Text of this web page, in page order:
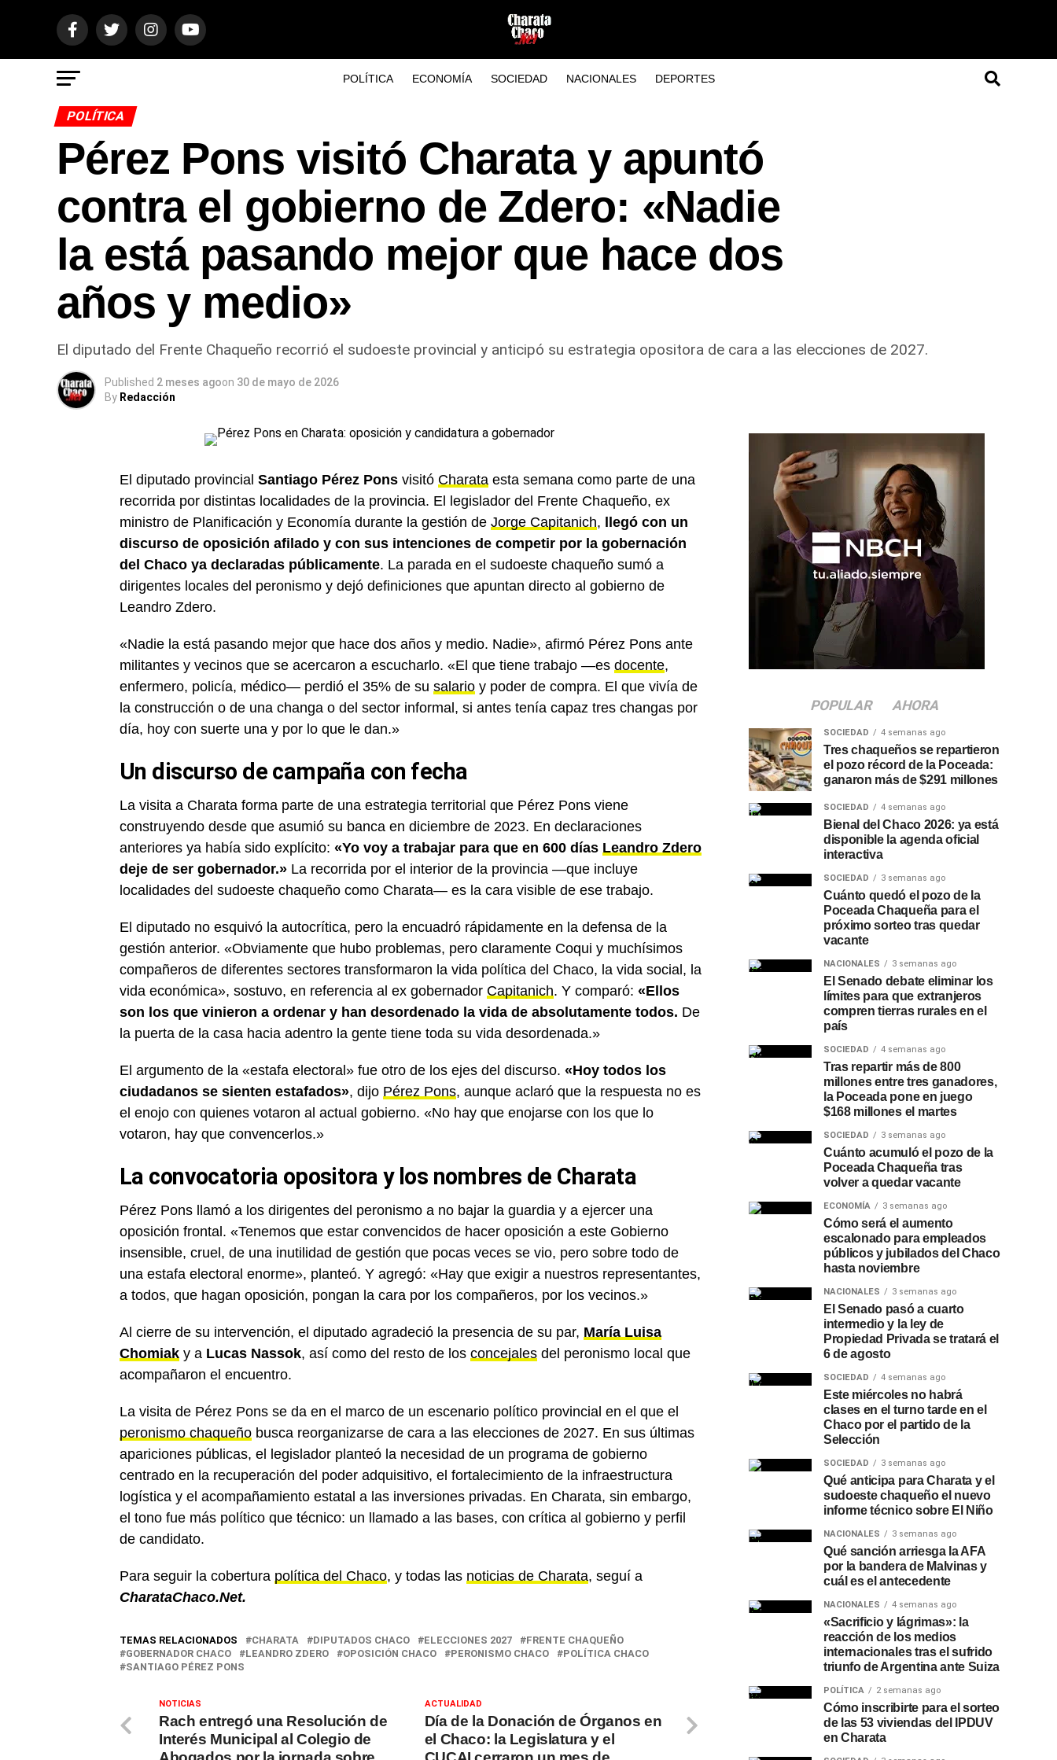
POLÍTICA ECONOMÍA SOCIEDAD NACIONALES DEPORTES
POLÍTICA
Pérez Pons visitó Charata y apuntó
contra el gobierno de Zdero: «Nadie
la está pasando mejor que hace dos
años y medio»
El diputado del Frente Chaqueño recorrió el sudoeste provincial y anticipó su estrategia opositora de cara a las elecciones de 2027.
Published 2 meses agoon 30 de mayo de 2026
By Redacción
El diputado provincial Santiago Pérez Pons visitó Charata esta semana como parte de una
recorrida por distintas localidades de la provincia. El legislador del Frente Chaqueño, ex
ministro de Planificación y Economía durante la gestión de Jorge Capitanich,
llegó con un
discurso de oposición afilado y con sus intenciones de competir por la gobernación
del Chaco ya declaradas públicamente. La parada en el sudoeste chaqueño sumó a
dirigentes locales del peronismo y dejó definiciones que apuntan directo al gobierno de
Leandro Zdero.
«Nadie la está pasando mejor que hace dos años y medio. Nadie», afirmó Pérez Pons ante
militantes y vecinos que se acercaron a escucharlo. «El que tiene trabajo —es docente,
enfermero, policía, médico— perdió el 35% de su salario y poder de compra. El que vivía de
la construcción o de una changa o del sector informal, si antes tenía capaz tres changas por
día, hoy con suerte una y por lo que le dan.»
Un discurso de campaña con fecha
La visita a Charata forma parte de una estrategia territorial que Pérez Pons viene
construyendo desde que asumió su banca en diciembre de 2023. En declaraciones
anteriores ya había sido explícito: «Yo voy a trabajar para que en 600 días Leandro Zdero
deje de ser gobernador.» La recorrida por el interior de la provincia —que incluye
localidades del sudoeste chaqueño como Charata— es la cara visible de ese trabajo.
El diputado no esquivó la autocrítica, pero la encuadró rápidamente en la defensa de la
gestión anterior. «Obviamente que hubo problemas, pero claramente Coqui y muchísimos
compañeros de diferentes sectores transformaron la vida política del Chaco, la vida social, la
vida económica», sostuvo, en referencia al ex gobernador Capitanich. Y comparó: «Ellos
son los que vinieron a ordenar y han desordenado la vida de absolutamente todos. De
la puerta de la casa hacia adentro la gente tiene toda su vida desordenada.»
El argumento de la «estafa electoral» fue otro de los ejes del discurso. «Hoy todos los
ciudadanos se sienten estafados», dijo Pérez Pons, aunque aclaró que la respuesta no es
el enojo con quienes votaron al actual gobierno. «No hay que enojarse con los que lo
votaron, hay que convencerlos.»
La convocatoria opositora y los nombres de Charata
Pérez Pons llamó a los dirigentes del peronismo a no bajar la guardia y a ejercer una
oposición frontal. «Tenemos que estar convencidos de hacer oposición a este Gobierno
insensible, cruel, de una inutilidad de gestión que pocas veces se vio, pero sobre todo de
una estafa electoral enorme», planteó. Y agregó: «Hay que exigir a nuestros representantes,
a todos, que hagan oposición, pongan la cara por los compañeros, por los vecinos.»
Al cierre de su intervención, el diputado agradeció la presencia de su par, María Luisa
Chomiak y a Lucas Nassok, así como del resto de los concejales del peronismo local que
acompañaron el encuentro.
La visita de Pérez Pons se da en el marco de un escenario político provincial en el que el
peronismo chaqueño busca reorganizarse de cara a las elecciones de 2027. En sus últimas
apariciones públicas, el legislador planteó la necesidad de un programa de gobierno
centrado en la recuperación del poder adquisitivo, el fortalecimiento de la infraestructura
logística y el acompañamiento estatal a las inversiones privadas. En Charata, sin embargo,
el tono fue más político que técnico: un llamado a las bases, con crítica al gobierno y perfil
de candidato.
Para seguir la cobertura política del Chaco, y todas las noticias de Charata, seguí a
CharataChaco.Net.
TEMAS RELACIONADOS CHARATA DIPUTADOS CHACO ELECCIONES 2027
FRENTE CHAQUEÑO
GOBERNADOR CHACO
LEANDRO ZDERO OPOSICIÓN CHACO PERONISMO CHACO
POLÍTICA CHACO
SANTIAGO PÉREZ PONS
ACTUALIDAD
Día de la Donación de Órganos en
el Chaco: la Legislatura y el
NOTICIAS
Rach entregó una Resolución de
Interés Municipal al Colegio de
POPULAR AHORA
SOCIEDAD 4 semanas ago
Tres chaqueños se repartieron
el pozo récord de la Poceada:
ganaron más de $291 millones
SOCIEDAD 4 semanas ago
Bienal del Chaco 2026: ya está
disponible la agenda oficial
interactiva
SOCIEDAD 3 semanas ago
Cuánto quedó el pozo de la
Poceada Chaqueña para el
próximo sorteo tras quedar
vacante
NACIONALES 3 semanas ago
El Senado debate eliminar los
límites para que extranjeros
compren tierras rurales en el
país
SOCIEDAD 4 semanas ago
Tras repartir más de 800
millones entre tres ganadores,
la Poceada pone en juego
$168 millones el martes
SOCIEDAD 3 semanas ago
Cuánto acumuló el pozo de la
Poceada Chaqueña tras
volver a quedar vacante
ECONOMÍA 3 semanas ago
Cómo será el aumento
escalonado para empleados
públicos y jubilados del Chaco
hasta noviembre
NACIONALES 3 semanas ago
El Senado pasó a cuarto
intermedio y la ley de
Propiedad Privada se tratará el
6 de agosto
SOCIEDAD 4 semanas ago
Este miércoles no habrá
clases en el turno tarde en el
Chaco por el partido de la
Selección
SOCIEDAD 3 semanas ago
Qué anticipa para Charata y el
sudoeste chaqueño el nuevo
informe técnico sobre El Niño
NACIONALES 3 semanas ago
Qué sanción arriesga la AFA
por la bandera de Malvinas y
cuál es el antecedente
NACIONALES 4 semanas ago
«Sacrificio y lágrimas»: la
reacción de los medios
internacionales tras el sufrido
triunfo de Argentina ante Suiza
POLÍTICA 2 semanas ago
Cómo inscribirte para el sorteo
de las 53 viviendas del IPDUV
en Charata